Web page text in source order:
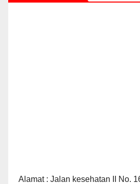
Alamat : Jalan kesehatan II No.